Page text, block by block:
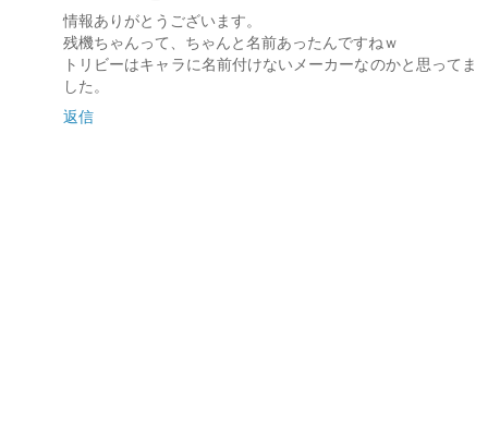
情報ありがとうございます。
残機ちゃんって、ちゃんと名前あったんですねｗ
トリビーはキャラに名前付けないメーカーなのかと思ってま
した。
返信